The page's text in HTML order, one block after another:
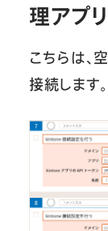
理アプ
こちらは、
接続します。